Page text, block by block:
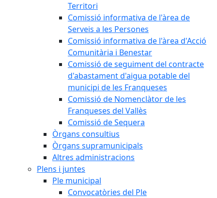
Territori
Comissió informativa de l'àrea de
Serveis a les Persones
Comissió informativa de l'àrea d'Acció
Comunitària i Benestar
Comissió de seguiment del contracte
d'abastament d'aigua potable del
municipi de les Franqueses
Comissió de Nomenclàtor de les
Franqueses del Vallès
Comissió de Sequera
Òrgans consultius
Òrgans supramunicipals
Altres administracions
Plens i juntes
Ple municipal
Convocatòries del Ple